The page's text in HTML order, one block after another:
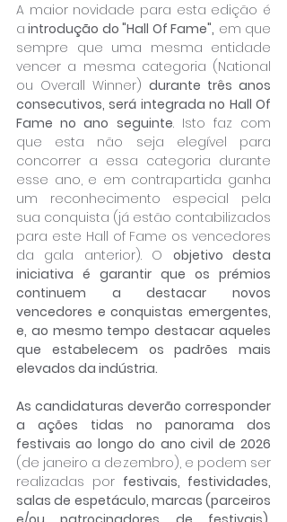
A maior novidade para esta edição é
a introdução do "Hall Of Fame", em que
sempre que uma mesma entidade
vencer a mesma categoria (National
ou Overall Winner) durante três anos
consecutivos, será integrada no Hall Of
Fame no ano seguinte. Isto faz com
que esta não seja elegível para
concorrer a essa categoria durante
esse ano, e em contrapartida ganha
um reconhecimento especial pela
sua conquista (já estão contabilizados
para este Hall of Fame os vencedores
da gala anterior). O objetivo desta
iniciativa é garantir que os prémios
continuem a destacar novos
vencedores e conquistas emergentes,
e, ao mesmo tempo destacar aqueles
que estabelecem os padrões mais
elevados da indústria.
As candidaturas deverão corresponder
a ações tidas no panorama dos
(de janeiro a dezembro), e podem ser
realizadas por festivais, festividades,
salas de espetáculo, marcas (parceiros